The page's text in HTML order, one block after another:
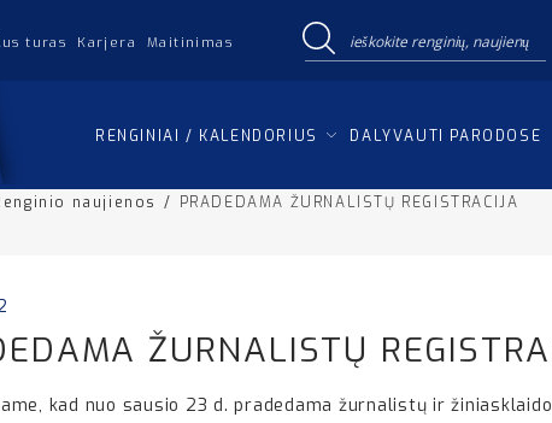
turas Karjera Maitinimas
RENGINIAI / KALENDORIUS DALYVAUTI PARODOSE
naujienos / PRADEDAMA ŽURNALISTŲ REGISTRACIJA
ŽURNALISTŲ
kad nuo sausio 23 d. pradedama žurnalistų ir